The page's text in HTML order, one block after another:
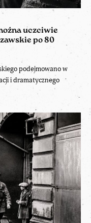
uczciwie
po 80
podejmowano w
i dramatycznego